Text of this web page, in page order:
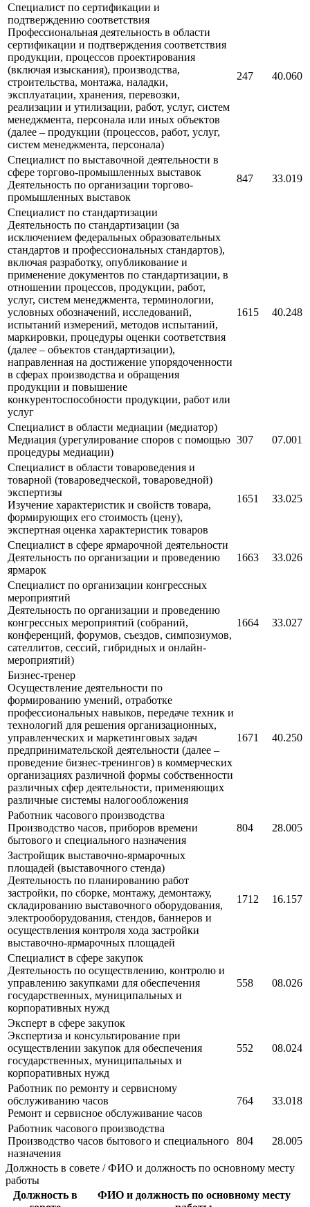
Специалист по сертификации и
подтверждению соответствия
Профессиональная деятельность в области
сертификации и подтверждения соответствия
продукции, процессов проектирования
(включая изыскания), производства,
строительства, монтажа, наладки,
эксплуатации, хранения, перевозки,
реализации и утилизации, работ, услуг, систем
менеджмента, персонала или иных объектов
(далее – продукции (процессов, работ, услуг,
систем менеджмента, персонала)
247 40.060
Специалист по выставочной деятельности в
сфере торгово-промышленных выставок
Деятельность по организации торгово-
промышленных выставок
847 33.019
Специалист по стандартизации
Деятельность по стандартизации (за
исключением федеральных образовательных
стандартов и профессиональных стандартов),
включая разработку, опубликование и
применение документов по стандартизации, в
отношении процессов, продукции, работ,
услуг, систем менеджмента, терминологии,
условных обозначений, исследований,
испытаний измерений, методов испытаний,
маркировки, процедуры оценки соответствия
(далее – объектов стандартизации),
направленная на достижение упорядоченности
в сферах производства и обращения
продукции и повышение
конкурентоспособности продукции, работ или
услуг
1615 40.248
Специалист в области медиации (медиатор)
Медиация (урегулирование споров с помощью
процедуры медиации)
307 07.001
Специалист в области товароведения и
товарной (товароведческой, товароведной)
экспертизы
Изучение характеристик и свойств товара,
формирующих его стоимость (цену),
экспертная оценка характеристик товаров
1651 33.025
Специалист в сфере ярмарочной деятельности
Деятельность по организации и проведению
ярмарок
1663 33.026
Специалист по организации конгрессных
мероприятий
Деятельность по организации и проведению
конгрессных мероприятий (собраний,
конференций, форумов, съездов, симпозиумов,
сателлитов, сессий, гибридных и онлайн-
мероприятий)
1664 33.027
Бизнес-тренер
Осуществление деятельности по
формированию умений, отработке
профессиональных навыков, передаче техник и
технологий для решения организационных,
управленческих и маркетинговых задач
предпринимательской деятельности (далее –
проведение бизнес-тренингов) в коммерческих
организациях различной формы собственности
различных сфер деятельности, применяющих
различные системы налогообложения
1671 40.250
Работник часового производства
Производство часов, приборов времени
бытового и специального назначения
804 28.005
Застройщик выставочно-ярмарочных
площадей (выставочного стенда)
Деятельность по планированию работ
застройки, по сборке, монтажу, демонтажу,
складированию выставочного оборудования,
электрооборудования, стендов, баннеров и
осуществления контроля хода застройки
выставочно-ярмарочных площадей
1712 16.157
Специалист в сфере закупок
Деятельность по осуществлению, контролю и
управлению закупками для обеспечения
государственных, муниципальных и
корпоративных нужд
558 08.026
Эксперт в сфере закупок
Экспертиза и консультирование при
осуществлении закупок для обеспечения
государственных, муниципальных и
корпоративных нужд
552 08.024
Работник по ремонту и сервисному
обслуживанию часов
Ремонт и сервисное обслуживание часов
764 33.018
Работник часового производства
Производство часов бытового и специального
назначения
804 28.005
Должность в совете / ФИО и должность по основному месту
работы
Должность в
ФИО и должность по основному месту